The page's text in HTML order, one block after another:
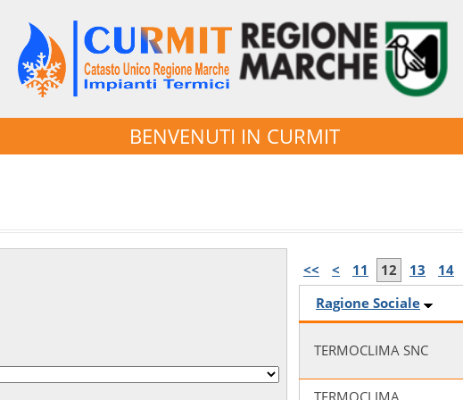
BENVENUTI IN CURMIT
<< < 11 12 13
14
Ragione Sociale
TERMOCLIMA SNC